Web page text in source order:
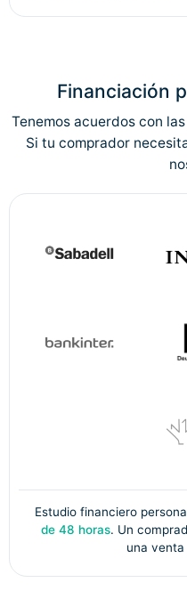
Financiación
Tenemos acuerdos con
Si tu comprador
Estudio financiero
de 48 horas. Un
una